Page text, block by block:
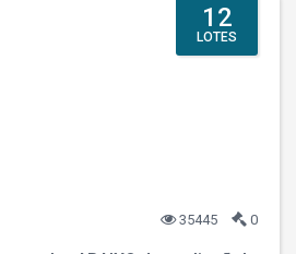
12
LOTES
35445 0